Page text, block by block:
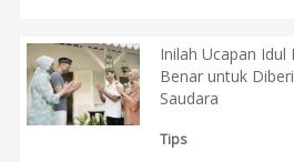
Inilah Ucapan Idul
Benar untuk
Saudara
Tips